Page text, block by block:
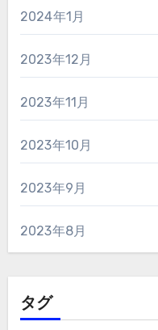
2024年1月
2023年12月
2023年11月
2023年10月
2023年9月
2023年8月
タグ